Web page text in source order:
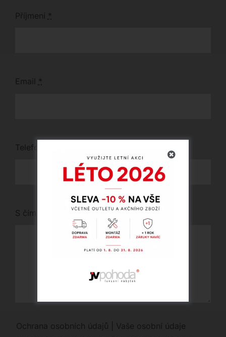
Příjmení *
Email *
Telefon
S čím vám můžeme pomoci?
Ochrana osobních údajů | Vaše osobní údaje